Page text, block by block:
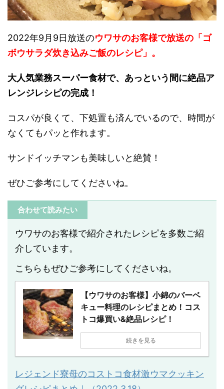
2022年9月9日放送のウワサのお客様で放送の「ゴ
ボウサラダ炊き込みご飯のレシピ」。
大人気業務スーパー食材で、あっという間に絶品ア
レンジレシピの完成！
コスパが良くて、下処置も済んでいるので、時間が
なくてもパッと作れます。
サンドイッチマンも美味しいと絶賛！
ぜひご参考にしてくださいね。
合わせて読みたい
ウワサのお客様で紹介されたレシピを多数ご紹
介しています。
こちらもぜひご参考にしてくださいね。
【ウワサのお客様】小錦のバーベ
キュー料理のレシピまとめ！コス
トコ爆買い&絶品レシピ！
続きを見る
レジェンド寮母のコストコ食材激ウマクッキン